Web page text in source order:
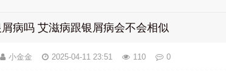
病吗 艾滋病跟银屑病会不会相似
小金金 2025-04-11 23:51 110 0